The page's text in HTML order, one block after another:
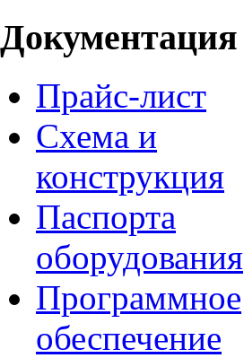
Документация
Прайс-лист
Схема и
конструкция
Паспорта
оборудования
Программное
обеспечение